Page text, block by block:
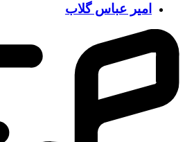
امیر عباس گلاب